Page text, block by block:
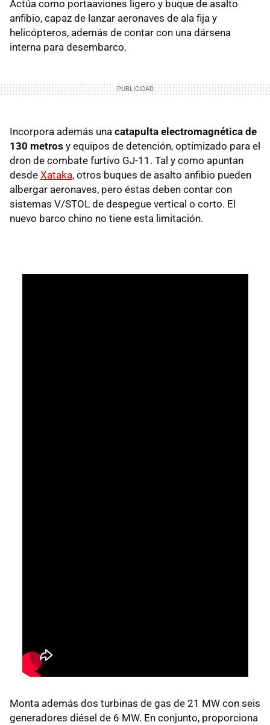
Actúa como portaaviones ligero y buque de asalto
anfibio, capaz de lanzar aeronaves de ala fija y
helicópteros, además de contar con una dársena
interna para desembarco.
Incorpora además una catapulta electromagnética de
130 metros y equipos de detención, optimizado para el
dron de combate furtivo GJ-11. Tal y como apuntan
desde Xataka, otros buques de asalto anfibio pueden
albergar aeronaves, pero éstas deben contar con
sistemas V/STOL de despegue vertical o corto. El
nuevo barco chino no tiene esta limitación.
Monta además dos turbinas de gas de 21 MW con seis
generadores diésel de 6 MW. En conjunto, proporciona